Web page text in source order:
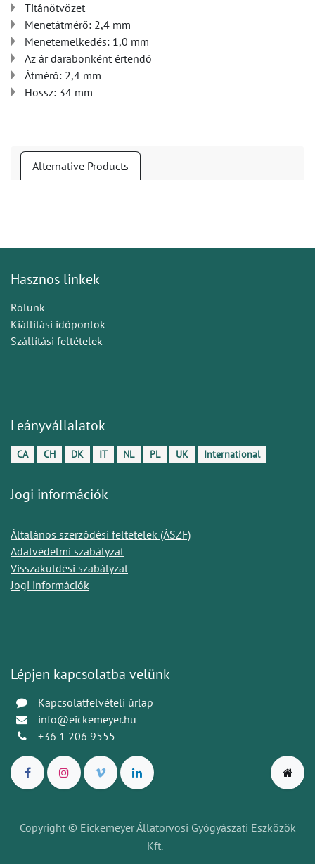
Titánötvözet
Menetátmérő: 2,4 mm
Menetemelkedés: 1,0 mm
Az ár darabonként értendő
Átmérő: 2,4 mm
Hossz: 34 mm
Alternative Products
Hasznos linkek
Rólunk
Kiállítási időpontok
Szállítási feltételek
Leányvállalatok
CA CH DK IT NL PL UK International
Jogi információk
Általános szerződési feltételek (ÁSZF)
Adatvédelmi szabályzat
Visszaküldési szabályzat
Jogi információk
Lépjen kapcsolatba velünk
Kapcsolatfelvételi űrlap
info@eickemeyer.hu
+36 1 206 9555
Copyright © Eickemeyer Állatorvosi Gyógyászati Eszközök
Kft.